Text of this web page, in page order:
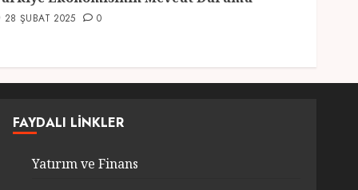
28 ŞUBAT 2025 0
FAYDALI LINKLER
Yatırım ve Finans